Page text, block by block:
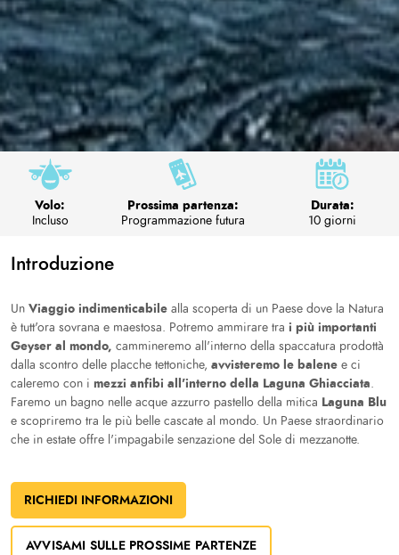
Volo:
Incluso
Prossima partenza:
Programmazione futura
Durata:
10 giorni
Introduzione
Un Viaggio indimenticabile alla scoperta di un Paese dove la Natura
è tutt'ora sovrana e maestosa. Potremo ammirare tra i più importanti
Geyser al mondo, cammineremo all'interno della spaccatura prodottà
dalla scontro delle placche tettoniche, avvisteremo le balene e ci
caleremo con i mezzi anfibi all'interno della Laguna Ghiacciata.
Faremo un bagno nelle acque azzurro pastello della mitica Laguna Blu
e scopriremo tra le più belle cascate al mondo. Un Paese straordinario
che in estate offre l'impagabile senzazione del Sole di mezzanotte.
RICHIEDI INFORMAZIONI
AVVISAMI SULLE PROSSIME PARTENZE